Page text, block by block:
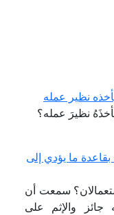
نظير عمله
نظيرَ عمله؟
ما يؤدي إلى
سمعت أن
جائز والإثم على